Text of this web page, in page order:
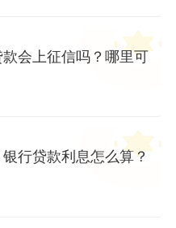
会上征信吗？哪里可
行贷款利息怎么算？